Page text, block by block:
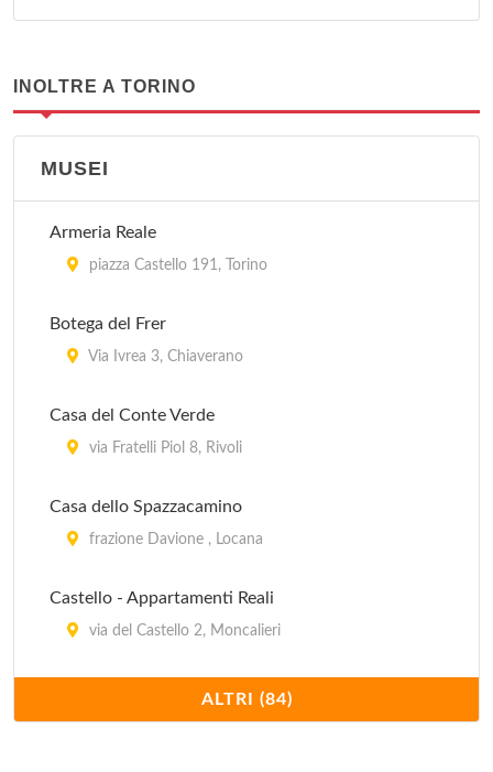
INOLTRE A TORINO
MUSEI
Armeria Reale
piazza Castello 191, Torino
Botega del Frer
Via Ivrea 3, Chiaverano
Casa del Conte Verde
via Fratelli Piol 8, Rivoli
Casa dello Spazzacamino
frazione Davione , Locana
Castello - Appartamenti Reali
via del Castello 2, Moncalieri
Centro Arti e Tradizioni popolari del Pinerolese -
ALTRI (84)